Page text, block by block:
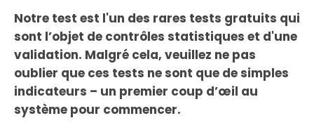
Notre test est l'un des rares tests gratuits qui
sont l’objet de contrôles statistiques et d'une
validation. Malgré cela, veuillez ne pas
oublier que ces tests ne sont que de simples
indicateurs – un premier coup d’œil au
système pour commencer.